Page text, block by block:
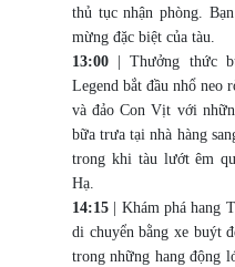
thủ tục nhận phòng.
mừng đặc biệt của tàu.
13:00 | Thưởng thức
Legend bắt đầu nhổ neo
và đảo Con Vịt với
bữa trưa tại nhà hàng
trong khi tàu lướt êm
Hạ.
14:15 | Khám phá hang
di chuyển bằng xe buýt
trong những hang động